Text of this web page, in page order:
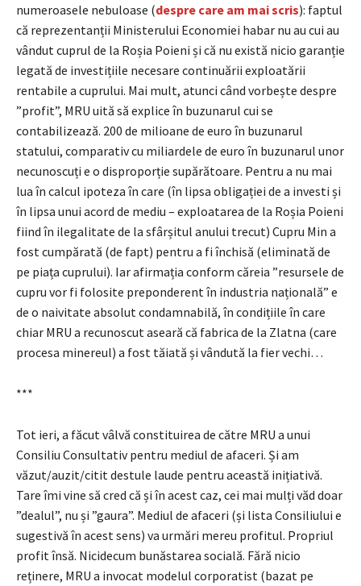
numeroasele nebuloase (despre care am mai scris): faptul
că reprezentanții Ministerului Economiei habar nu au cui au
vândut cuprul de la Roșia Poieni și că nu există nicio garanție
legată de investițiile necesare continuării exploatării
rentabile a cuprului. Mai mult, atunci când vorbește despre
”profit”, MRU uită să explice în buzunarul cui se
contabilizează. 200 de milioane de euro în buzunarul
statului, comparativ cu miliardele de euro în buzunarul unor
necunoscuți e o disproporție supărătoare. Pentru a nu mai
lua în calcul ipoteza în care (în lipsa obligației de a investi și
în lipsa unui acord de mediu – exploatarea de la Roșia Poieni
fiind în ilegalitate de la sfârșitul anului trecut) Cupru Min a
fost cumpărată (de fapt) pentru a fi închisă (eliminată de
pe piața cuprului). Iar afirmația conform căreia ”resursele de
cupru vor fi folosite preponderent în industria națională” e
de o naivitate absolut condamnabilă, în condițiile în care
chiar MRU a recunoscut aseară că fabrica de la Zlatna (care
procesa minereul) a fost tăiată și vândută la fier vechi…
***
Tot ieri, a făcut vâlvă constituirea de către MRU a unui
Consiliu Consultativ pentru mediul de afaceri. Și am
văzut/auzit/citit destule laude pentru această inițiativă.
Tare îmi vine să cred că și în acest caz, cei mai mulți văd doar
”dealul”, nu și ”gaura”. Mediul de afaceri (și lista Consiliului e
sugestivă în acest sens) va urmări mereu profitul. Propriul
profit însă. Nicidecum bunăstarea socială. Fără nicio
reținere, MRU a invocat modelul corporatist (bazat pe